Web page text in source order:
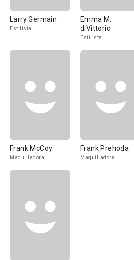
Larry Germain
Estilista
Emma M.
diVittorio
Estilista
Frank McCoy
Maquilladora
Frank Prehoda
Maquilladora